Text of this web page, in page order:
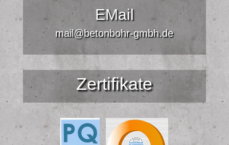
EMail
mail@betonbohr-gmbh.de
Zertifikate